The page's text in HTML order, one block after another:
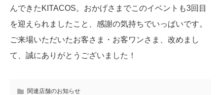
んできたKITACOS。おかげさまでこのイベントも3回目
を迎えられましたこと、感謝の気持ちでいっぱいです。
ご来場いただいたお客さま・お客ワンさま、改めまし
て、誠にありがとうございました！
関連店舗のお知らせ